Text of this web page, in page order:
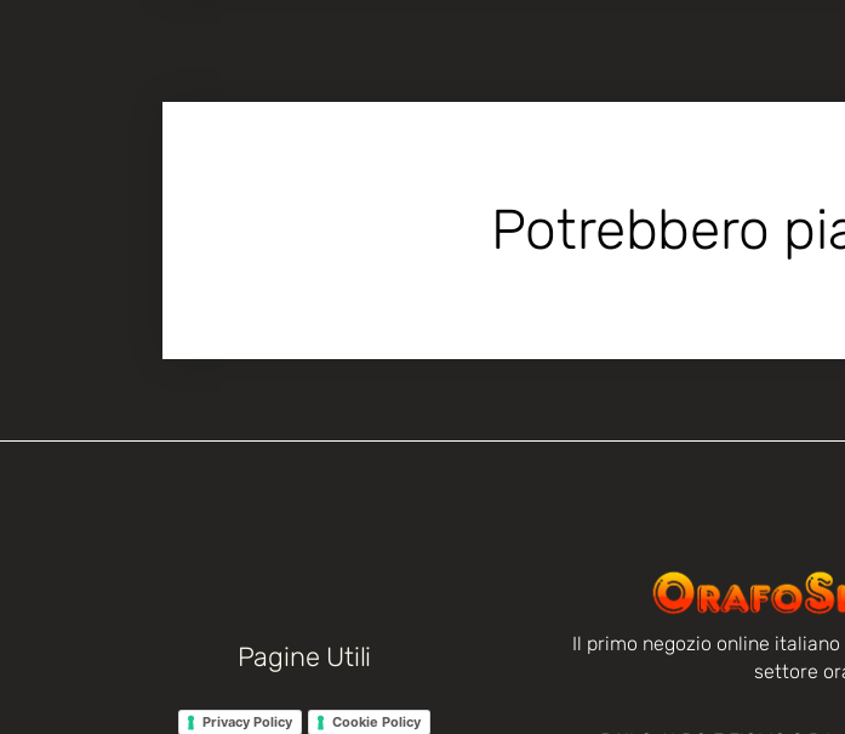
Potrebbero
Pagine Utili
Privacy Policy Cookie Policy
Il primo negozio online
settore